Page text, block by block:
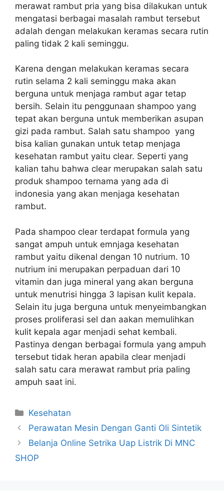
merawat rambut pria yang bisa dilakukan untuk
mengatasi berbagai masalah rambut tersebut
adalah dengan melakukan keramas secara rutin
paling tidak 2 kali seminggu.
Karena dengan melakukan keramas secara
rutin selama 2 kali seminggu maka akan
berguna untuk menjaga rambut agar tetap
bersih. Selain itu penggunaan shampoo yang
tepat akan berguna untuk memberikan asupan
gizi pada rambut. Salah satu shampoo yang
bisa kalian gunakan untuk tetap menjaga
kesehatan rambut yaitu clear. Seperti yang
kalian tahu bahwa clear merupakan salah satu
produk shampoo ternama yang ada di
indonesia yang akan menjaga kesehatan
rambut.
Pada shampoo clear terdapat formula yang
sangat ampuh untuk emnjaga kesehatan
rambut yaitu dikenal dengan 10 nutrium. 10
nutrium ini merupakan perpaduan dari 10
vitamin dan juga mineral yang akan berguna
untuk menutrisi hingga 3 lapisan kulit kepala.
Selain itu juga berguna untuk menyeimbangkan
proses proliferasi sel dan aakan memulihkan
kulit kepala agar menjadi sehat kembali.
Pastinya dengan berbagai formula yang ampuh
tersebut tidak heran apabila clear menjadi
salah satu cara merawat rambut pria paling
ampuh saat ini.
Kategori
Kesehatan
Perawatan Mesin Dengan Ganti Oli Sintetik
Belanja Online Setrika Uap Listrik Di MNC
SHOP